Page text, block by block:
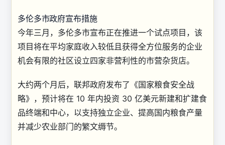
多伦多市政府宣布措施
今年三月，多伦多市宣布正在推进一个试点项目，该
项目将在平均家庭收入较低且获得全方位服务的企业
机会有限的社区设立四家非营利性的市营杂货店。
大约两个月后，联邦政府发布了《国家粮食安全战
略》，预计将在 10 年内投资 30 亿美元新建和扩建食
品终端和中心，以支持独立企业、提高国内粮食产量
并减少农业部门的繁文缛节。